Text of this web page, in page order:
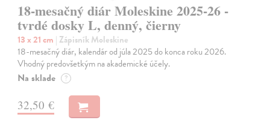
18-mesačný diár Moleskine 2025-26 -
tvrdé dosky L, denný, čierny
13 x 21 cm | Zápisník Moleskine
18-mesačný diár, kalendár od júla 2025 do konca roku 2026.
Vhodný predovšetkým na akademické účely.
Na sklade ?
32,50 €